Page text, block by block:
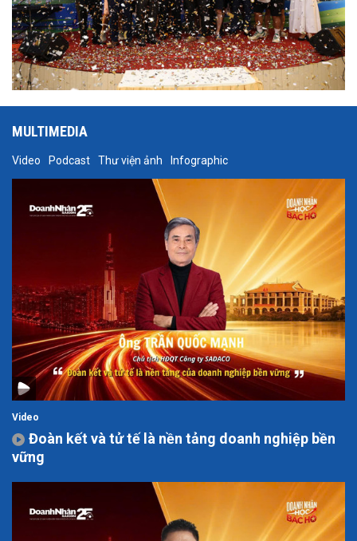
MULTIMEDIA
Video Podcast Thư viện ảnh Infographic
Video
Đoàn kết và tử tế là nền tảng doanh nghiệp bền
vững